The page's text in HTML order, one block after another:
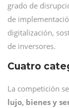
grado de
de
digitalización,
de inversores.
Cuatro
La competición
lujo, bienes y